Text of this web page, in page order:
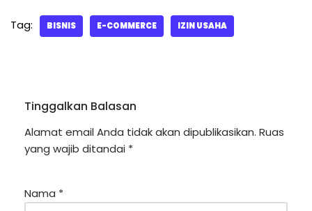
Tag: BISNIS E-COMMERCE IZIN USAHA
Tinggalkan Balasan
Alamat email Anda tidak akan dipublikasikan. Ruas
yang wajib ditandai *
Nama *